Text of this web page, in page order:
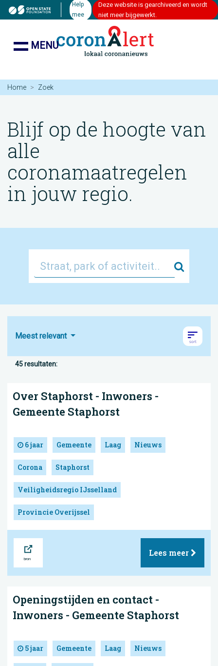
Help
mee
Deze website is gearchiveerd en wordt
niet meer bijgewerkt.
MENU
Home Zoek
Blijf op de hoogte van
alle
coronamaatregelen
in jouw regio.
Zoek
Meest relevant
45 resultaten:
Over Staphorst - Inwoners -
Gemeente Staphorst
6 jaar Gemeente Laag Nieuws
Corona Staphorst
Veiligheidsregio IJsselland
Provincie Overijssel
Lees meer
Openingstijden en contact -
Inwoners - Gemeente Staphorst
5 jaar Gemeente Laag Nieuws